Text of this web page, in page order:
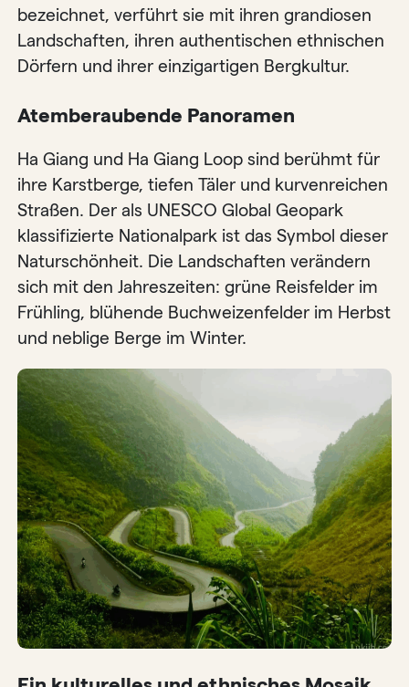
bezeichnet, verführt sie mit ihren grandiosen
Landschaften, ihren authentischen ethnischen
Dörfern und ihrer einzigartigen Bergkultur.
Atemberaubende Panoramen
Ha Giang und Ha Giang Loop sind berühmt für
ihre Karstberge, tiefen Täler und kurvenreichen
Straßen. Der als UNESCO Global Geopark
klassifizierte Nationalpark ist das Symbol dieser
Naturschönheit. Die Landschaften verändern
sich mit den Jahreszeiten: grüne Reisfelder im
Frühling, blühende Buchweizenfelder im Herbst
und neblige Berge im Winter.